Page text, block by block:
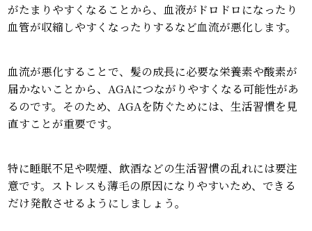
がたまりやすくなることから、血液がドロドロになったり
血管が収縮しやすくなったりするなど血流が悪化します。
血流が悪化することで、髪の成長に必要な栄養素や酸素が
届かないことから、AGAにつながりやすくなる可能性があ
るのです。そのため、AGAを防ぐためには、生活習慣を見
直すことが重要です。
特に睡眠不足や喫煙、飲酒などの生活習慣の乱れには要注
意です。ストレスも薄毛の原因になりやすいため、できる
だけ発散させるようにしましょう。